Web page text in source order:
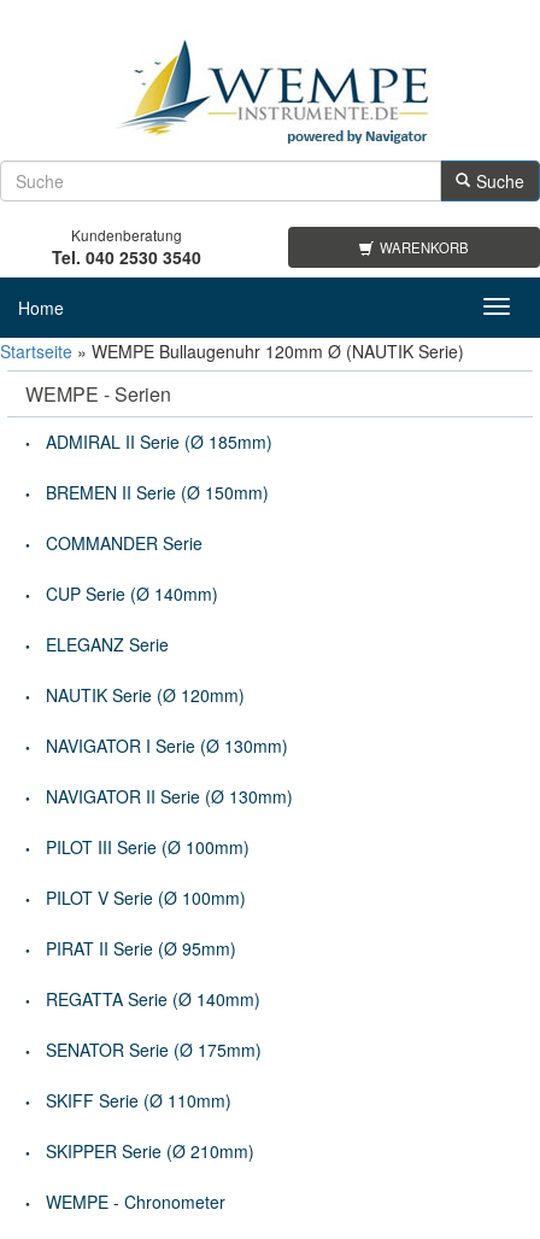
Suche
Kundenberatung
Tel. 040 2530 3540 WARENKORB
Home
Startseite » WEMPE Bullaugenuhr 120mm Ø (NAUTIK Serie)
WEMPE - Serien
ADMIRAL II Serie (Ø 185mm)
BREMEN II Serie (Ø 150mm)
COMMANDER Serie
CUP Serie (Ø 140mm)
ELEGANZ Serie
NAUTIK Serie (Ø 120mm)
NAVIGATOR I Serie (Ø 130mm)
NAVIGATOR II Serie (Ø 130mm)
PILOT III Serie (Ø 100mm)
PILOT V Serie (Ø 100mm)
PIRAT II Serie (Ø 95mm)
REGATTA Serie (Ø 140mm)
SENATOR Serie (Ø 175mm)
SKIFF Serie (Ø 110mm)
SKIPPER Serie (Ø 210mm)
WEMPE - Chronometer